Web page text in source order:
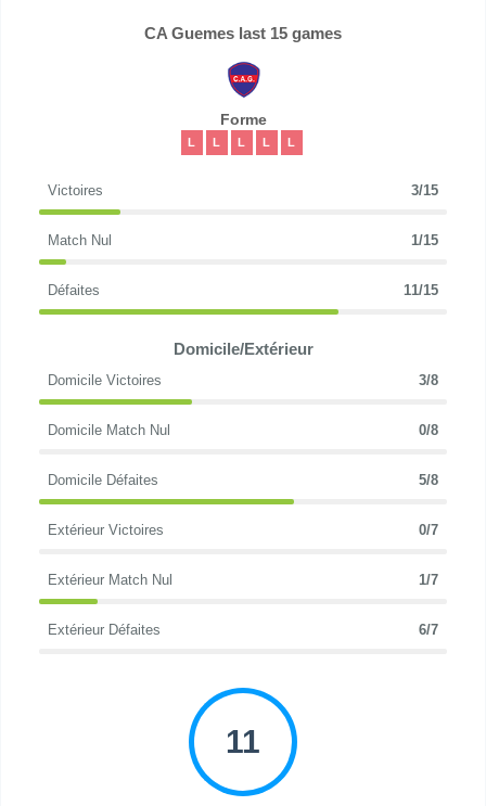
CA Guemes last 15 games
Forme
L L L L L
Victoires 3/15
Match Nul 1/15
Défaites 11/15
Domicile/Extérieur
Domicile Victoires 3/8
Domicile Match Nul 0/8
Domicile Défaites 5/8
Extérieur Victoires 0/7
Extérieur Match Nul 1/7
Extérieur Défaites 6/7
11